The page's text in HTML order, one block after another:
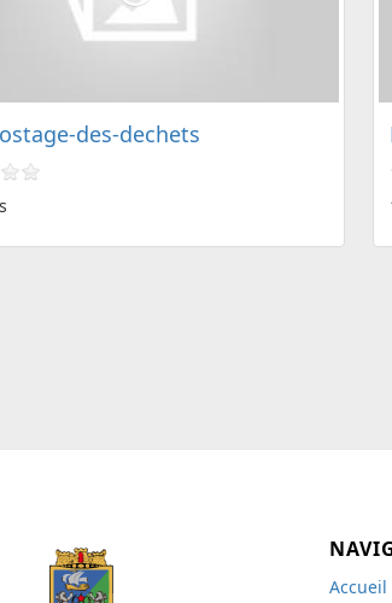
des-dechets
Accueil